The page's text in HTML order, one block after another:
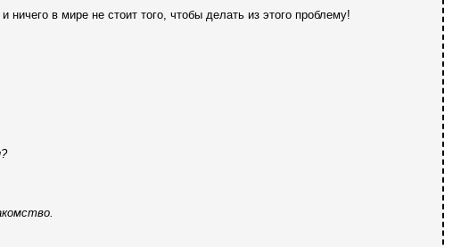
ничего в мире не стоит того, чтобы делать из этого проблему!